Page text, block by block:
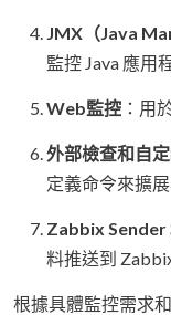
JMX（Java
監控 Java 應用
Web監控 ：用
外部檢查和自
定義命令來擴
Zabbix Sender
料推送到
根據具體監控需求